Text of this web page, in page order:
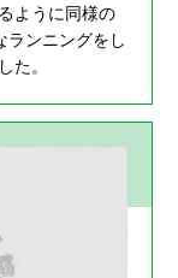
ように同様の
ランニングをし
た。